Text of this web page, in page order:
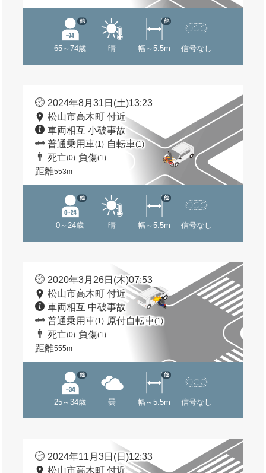
65～74歳
他
晴 幅～5.5m
他
信号なし
2024年8月31日(土)13:23
松山市高木町 付近
車両相互 小破事故
普通乗用車(1) 自転車(1)
死亡(0) 負傷(1)
距離553m
0～24歳
他
晴 幅～5.5m
他
信号なし
2020年3月26日(木)07:53
松山市高木町 付近
車両相互 中破事故
普通乗用車(1) 原付自転車(1)
死亡(0) 負傷(1)
距離555m
25～34歳
他
曇 幅～5.5m
他
信号なし
2024年11月3日(日)12:33
松山市高木町 付近